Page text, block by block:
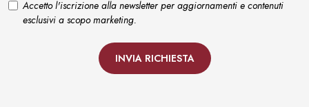
Accetto l'iscrizione alla newsletter per aggiornamenti e contenuti
esclusivi a scopo marketing.
INVIA RICHIESTA